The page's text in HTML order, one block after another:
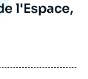
l'Espace,